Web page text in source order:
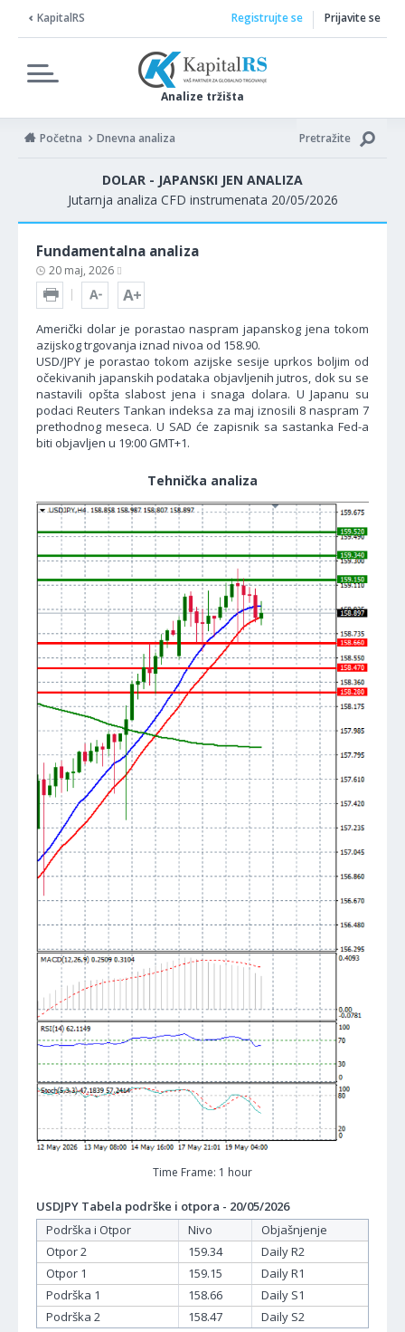
KapitalRS
Analize tržišta
Registrujte se Prijavite se
Početna Dnevna analiza Pretražite
DOLAR - JAPANSKI JEN ANALIZA
Jutarnja analiza CFD instrumenata 20/05/2026
Fundamentalna analiza
20 maj, 2026
Američki dolar je porastao naspram japanskog jena tokom
azijskog trgovanja iznad nivoa od 158.90.
USD/JPY je porastao tokom azijske sesije uprkos boljim od
očekivanih japanskih podataka objavljenih jutros, dok su se
nastavili opšta slabost jena i snaga dolara. U Japanu su
podaci Reuters Tankan indeksa za maj iznosili 8 naspram 7
prethodnog meseca. U SAD će zapisnik sa sastanka Fed-a
biti objavljen u 19:00 GMT+1.
Tehnička analiza
Time Frame: 1 hour
USDJPY Tabela podrške i otpora - 20/05/2026
Podrška i Otpor
Nivo
Objašnjenje
Otpor 2
159.34
Daily R2
Otpor 1
159.15
Daily R1
Podrška 1
158.66
Daily S1
Podrška 2
158.47 Daily S2